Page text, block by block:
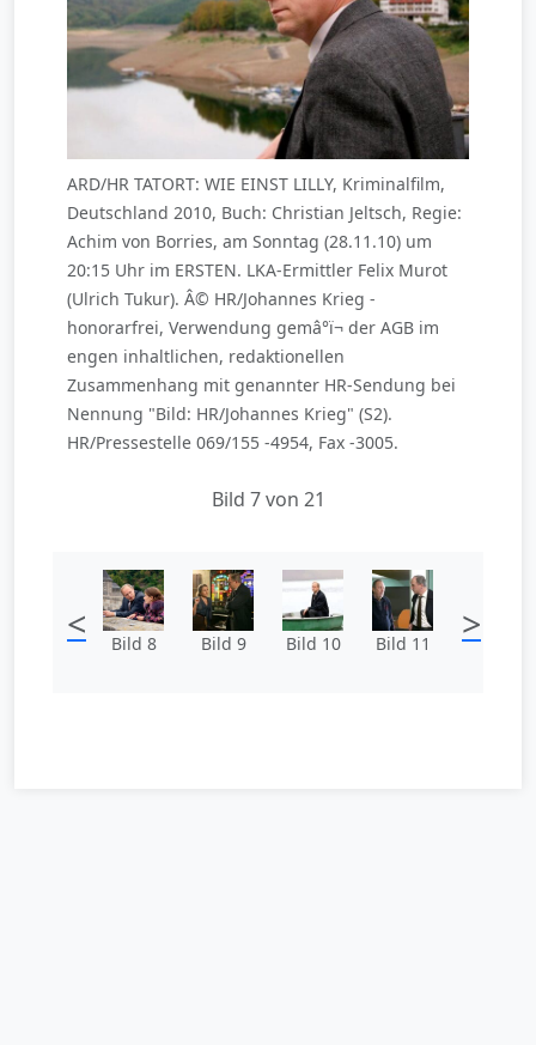
ARD/HR TATORT: WIE EINST LILLY, Kriminalfilm,
Deutschland 2010, Buch: Christian Jeltsch, Regie:
Achim von Borries, am Sonntag (28.11.10) um
20:15 Uhr im ERSTEN. LKA-Ermittler Felix Murot
(Ulrich Tukur). Â© HR/Johannes Krieg -
honorarfrei, Verwendung gemâ°ï¬ der AGB im
engen inhaltlichen, redaktionellen
Zusammenhang mit genannter HR-Sendung bei
Nennung "Bild: HR/Johannes Krieg" (S2).
HR/Pressestelle 069/155 -4954, Fax -3005.
Bild 7 von 21
< Bild 8 Bild 9 Bild 10 Bild 11 >